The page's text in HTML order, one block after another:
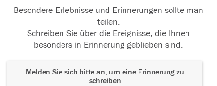
Besondere Erlebnisse und Erinnerungen sollte man
teilen.
Schreiben Sie über die Ereignisse, die Ihnen
besonders in Erinnerung geblieben sind.
Melden Sie sich bitte an, um eine Erinnerung zu
schreiben